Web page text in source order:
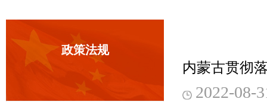
政策法规
内蒙古贯彻
2022-08-